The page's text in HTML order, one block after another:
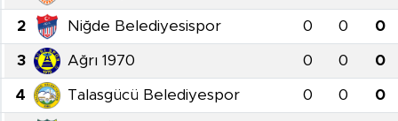
2 Niğde Belediyesispor 0 0 0
3 Ağrı 1970 0 0 0
4 Talasgücü Belediyespor 0 0 0
Süper Lig Puan Durumu ve Fikstür
Tüm Manşetler
Son Dakika Haberleri